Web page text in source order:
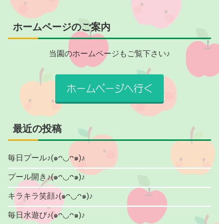
ホームページのご案内
当園のホームページもご覧下さい♪
最近の投稿
毎日プール♪(๑ᴖ◡ᴖ๑)♪
プール開き♪(๑ᴖ◡ᴖ๑)♪
キラキラ笑顔♪(๑ᴖ◡ᴖ๑)♪
毎日水遊び♪(๑ᴖ◡ᴖ๑)♪